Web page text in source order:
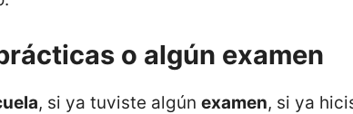
o algún examen
, si ya tuviste algún examen, si ya